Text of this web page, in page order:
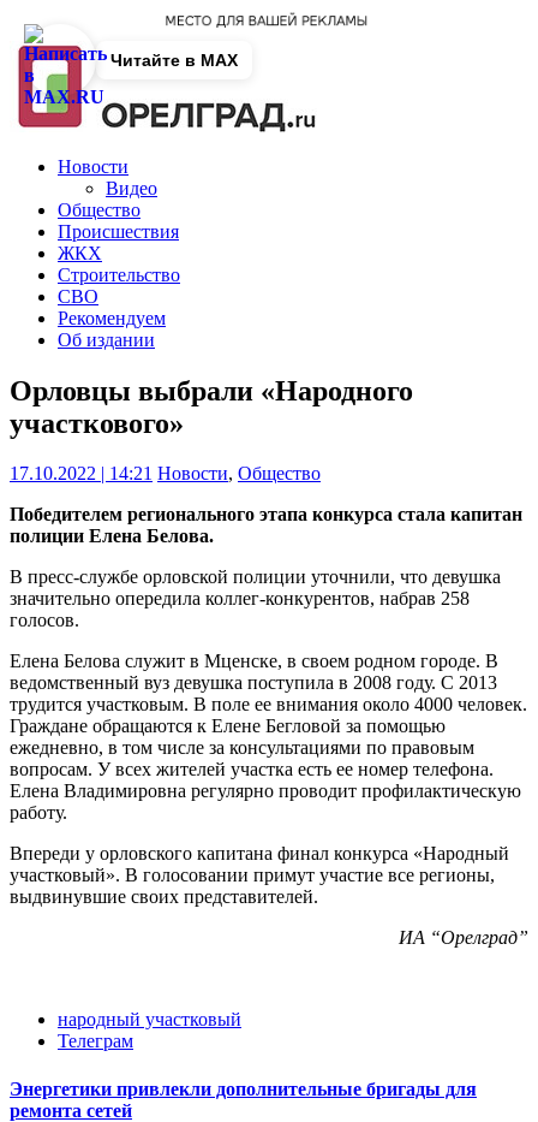
Новости
Видео
Общество
Происшествия
ЖКХ
Строительство
СВО
Рекомендуем
Об издании
Орловцы выбрали «Народного
участкового»
17.10.2022 | 14:21 Новости, Общество
Победителем регионального этапа конкурса стала капитан
полиции Елена Белова.
В пресс-службе орловской полиции уточнили, что девушка
значительно опередила коллег-конкурентов, набрав 258
голосов.
Елена Белова служит в Мценске, в своем родном городе. В
ведомственный вуз девушка поступила в 2008 году. С 2013
трудится участковым. В поле ее внимания около 4000 человек.
Граждане обращаются к Елене Бегловой за помощью
ежедневно, в том числе за консультациями по правовым
вопросам. У всех жителей участка есть ее номер телефона.
Елена Владимировна регулярно проводит профилактическую
работу.
Впереди у орловского капитана финал конкурса «Народный
участковый». В голосовании примут участие все регионы,
выдвинувшие своих представителей.
ИА “Орелград”
народный участковый
Телеграм
Энергетики привлекли дополнительные бригады для
ремонта сетей
Читайте в MAX